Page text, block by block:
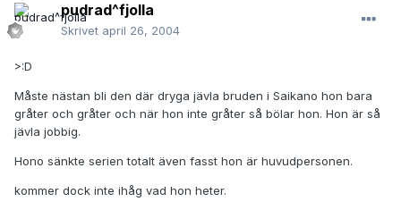
pudrad^fjolla
Skrivet april 26, 2004
>:D
Måste nästan bli den där dryga jävla bruden i Saikano hon bara
gråter och gråter och när hon inte gråter så bölar hon. Hon är så
jävla jobbig.
Hono sänkte serien totalt även fasst hon är huvudpersonen.
kommer dock inte ihåg vad hon heter.